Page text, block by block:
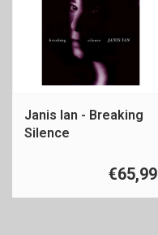
Janis Ian - Breaking
Silence
€65,99